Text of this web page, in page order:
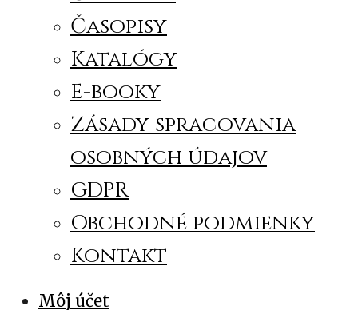
Časopisy
Katalógy
E-booky
Zásady spracovania
osobných údajov
GDPR
Obchodné podmienky
Kontakt
Môj účet